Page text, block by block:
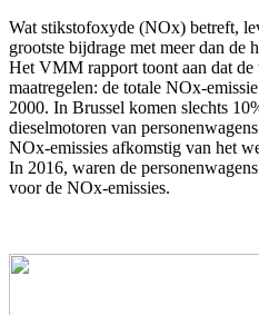
Wat stikstofoxyde (NOx) betreft,
grootste bijdrage met meer dan de
Het VMM rapport toont aan dat
maatregelen: de totale NOx-
2000. In Brussel komen slechts
dieselmotoren van
NOx-emissies afkomstig van het
In 2016, waren de
voor de NOx-emissies.